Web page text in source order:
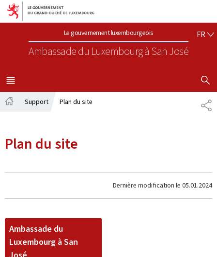
Aller au menu principal
Aller au contenu
Le gouvernement luxembourgeois
Ambassade du Luxembourgà San José
FR
MENU
PRINCIPAL
Support Plan du site
Plan du site
Dernière modification le 05.01.2024
Ambassade du
Luxembourg à San